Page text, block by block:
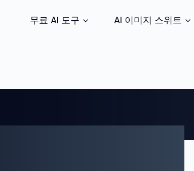
무료 AI 도구 AI 이미지 스위트
업스케일